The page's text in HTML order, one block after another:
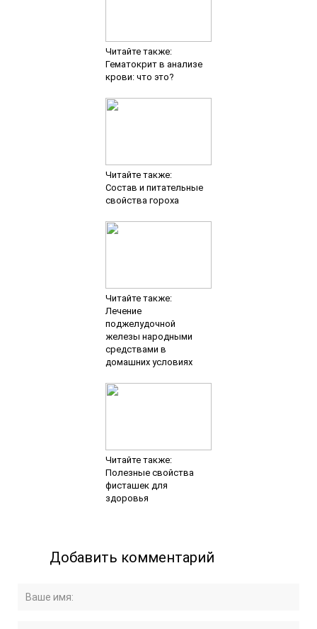
Читайте также:
Гематокрит в анализе
крови: что это?
Читайте также:
Состав и питательные
свойства гороха
Читайте также:
Лечение
поджелудочной
железы народными
средствами в
домашних условиях
Читайте также:
Полезные свойства
фисташек для
здоровья
Добавить комментарий